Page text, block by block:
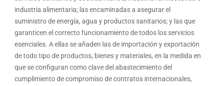
industria alimentaria; las encaminadas a asegurar el
suministro de energía, agua y productos sanitarios; y las que
garanticen el correcto funcionamiento de todos los servicios
esenciales. A ellas se añaden las de importación y exportación
de todo tipo de productos, bienes y materiales, en la medida en
que se configuran como clave del abastecimiento del
cumplimiento de compromiso de contratos internacionales,